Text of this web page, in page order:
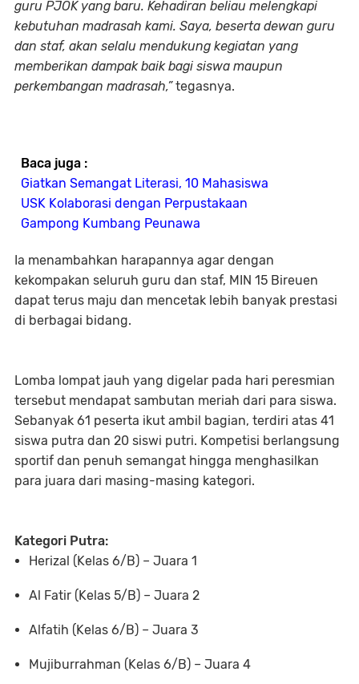
guru PJOK yang baru. Kehadiran beliau melengkapi
kebutuhan madrasah kami. Saya, beserta dewan guru
dan staf, akan selalu mendukung kegiatan yang
memberikan dampak baik bagi siswa maupun
perkembangan madrasah,”tegasnya.
Baca juga :
Giatkan Semangat Literasi, 10 Mahasiswa
USK Kolaborasi dengan Perpustakaan
Gampong Kumbang Peunawa
Ia menambahkan harapannya agar dengan
kekompakan seluruh guru dan staf, MIN 15 Bireuen
dapat terus maju dan mencetak lebih banyak prestasi
di berbagai bidang.
Lomba lompat jauh yang digelar pada hari peresmian
tersebut mendapat sambutan meriah dari para siswa.
Sebanyak 61 peserta ikut ambil bagian, terdiri atas 41
siswa putra dan 20 siswi putri. Kompetisi berlangsung
sportif dan penuh semangat hingga menghasilkan
para juara dari masing-masing kategori.
Kategori Putra:
Herizal (Kelas 6/B) – Juara 1
Al Fatir (Kelas 5/B) – Juara 2
Alfatih (Kelas 6/B) – Juara 3
Mujiburrahman (Kelas 6/B) – Juara 4